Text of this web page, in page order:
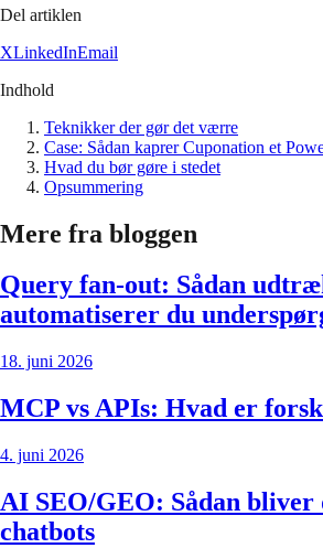
Del artiklen
XLinkedInEmail
Indhold
Teknikker der gør det værre
Case: Sådan kaprer Cuponation et
Hvad du bør gøre i stedet
Opsummering
Mere fra bloggen
Query fan-out: Sådan
automatiserer du
18. juni 2026
MCP vs APIs: Hvad er
4. juni 2026
AI SEO/GEO: Sådan
chatbots